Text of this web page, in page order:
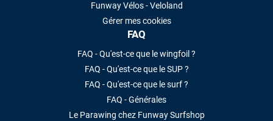
Funway Vélos - Veloland
Gérer mes cookies
FAQ
FAQ - Qu'est-ce que le wingfoil ?
FAQ - Qu'est-ce que le SUP ?
FAQ - Qu'est-ce que le surf ?
FAQ - Générales
Le Parawing chez Funway Surfshop